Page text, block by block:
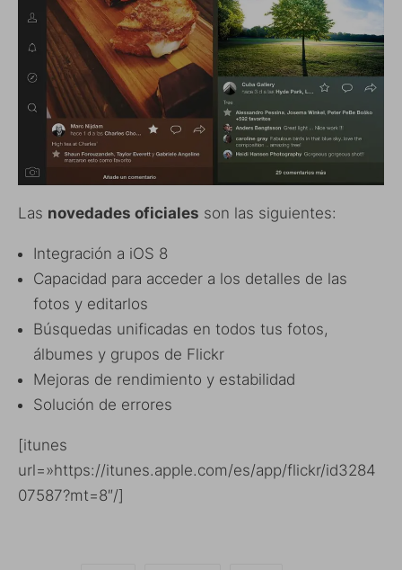
Las novedades oficiales son las siguientes:
Integración a iOS 8
Capacidad para acceder a los detalles de las
fotos y editarlos
Búsquedas unificadas en todos tus fotos,
álbumes y grupos de Flickr
Mejoras de rendimiento y estabilidad
Solución de errores
[itunes
url=»https://itunes.apple.com/es/app/flickr/id3284
07587?mt=8″/]